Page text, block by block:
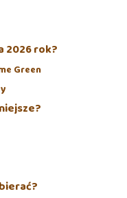
2026 rok?
Green